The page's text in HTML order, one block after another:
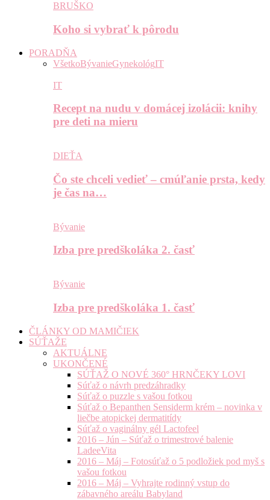
BRUŠKO
Koho si vybrať k pôrodu
PORADŇA
VšetkoBývanieGynekológIT
IT
Recept na nudu v domácej izolácii: knihy
pre deti na mieru
DIEŤA
Čo ste chceli vedieť – cmúľanie prsta, kedy
je čas na…
Bývanie
Izba pre predškoláka 2. časť
Bývanie
Izba pre predškoláka 1. časť
ČLÁNKY OD MAMIČIEK
SÚŤAŽE
AKTUÁLNE
UKONČENÉ
SÚŤAŽ O NOVÉ 360° HRNČEKY LOVI
Súťaž o návrh predzáhradky
Súťaž o puzzle s vašou fotkou
Súťaž o Bepanthen Sensiderm krém – novinka v
liečbe atopickej dermatitídy
Súťaž o vaginálny gél Lactofeel
2016 – Jún – Súťaž o trimestrové balenie
LadeeVita
2016 – Máj – Fotosúťaž o 5 podložiek pod myš s
vašou fotkou
2016 – Máj – Vyhrajte rodinný vstup do
zábavného areálu Babyland